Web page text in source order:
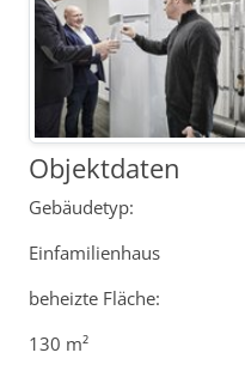
Objektdaten
Gebäudetyp:
Einfamilienhaus
beheizte Fläche:
130 m²